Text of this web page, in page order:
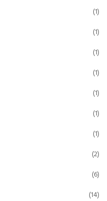
(1)
(1)
(1)
(1)
(1)
(1)
(1)
(2)
(6)
(14)